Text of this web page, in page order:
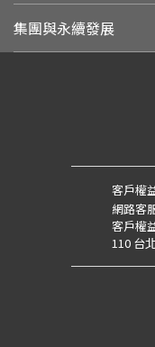
集團與永續發展
客戶權
網路客
客戶權
110 台